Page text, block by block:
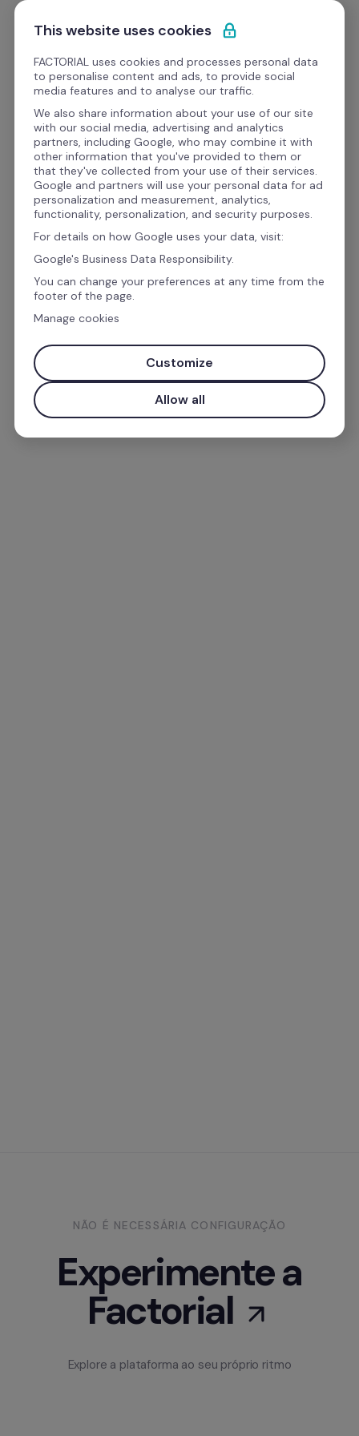
Saltar para o conteúdo
Comece grátis
Lançamentos de produto
NÃO É NECESSÁRIA CONFIGURAÇÃO
Experimente a
Factorial
Explore a plataforma ao seu próprio ritmo
This website uses cookies
FACTORIAL uses cookies and processes personal data
to personalise content and ads, to provide social
media features and to analyse our traffic.
We also share information about your use of our site
with our social media, advertising and analytics
partners, including Google, who may combine it with
other information that you've provided to them or
that they've collected from your use of their services.
Google and partners will use your personal data for ad
personalization and measurement, analytics,
functionality, personalization, and security purposes.
For details on how Google uses your data, visit:
Google's Business Data Responsibility.
You can change your preferences at any time from the
footer of the page.
Manage cookies
Customize
Allow all